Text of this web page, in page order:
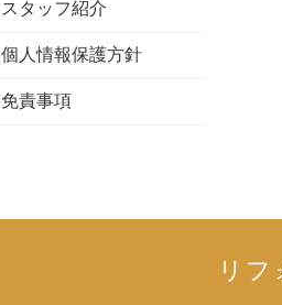
スタッフ紹介
個人情報保護方針
免責事項
リフ